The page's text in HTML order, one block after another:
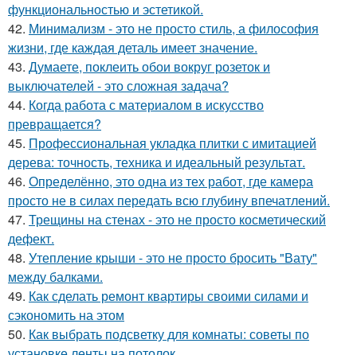
функциональностью и эстетикой.
42. Минимализм - это не просто стиль, а философия
жизни, где каждая деталь имеет значение.
43. Думаете, поклеить обои вокруг розеток и
выключателей - это сложная задача?
44. Когда работа с материалом в искусство
превращается?
45. Профессиональная укладка плитки с имитацией
дерева: точность, техника и идеальный результат.
46. Определённо, это одна из тех работ, где камера
просто не в силах передать всю глубину впечатлений.
47. Трещины на стенах - это не просто косметический
дефект.
48. Утепление крыши - это не просто бросить "Вату"
между балками.
49. Как сделать ремонт квартиры своими силами и
сэкономить на этом
50. Как выбрать подсветку для комнаты: советы по